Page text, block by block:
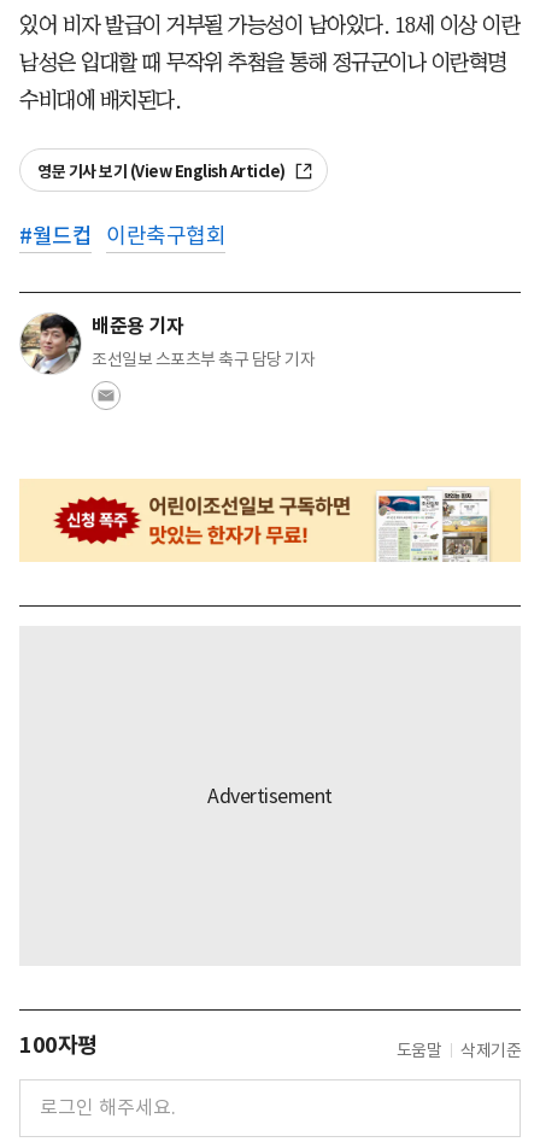
있어 비자 발급이 거부될 가능성이 남아있다. 18세 이상 이란
남성은 입대할 때 무작위 추첨을 통해 정규군이나 이란혁명
수비대에 배치된다.
영문 기사 보기 (View English Article)
#월드컵 이란축구협회
배준용 기자
조선일보 스포츠부 축구 담당 기자
100자평 도움말 삭제기준